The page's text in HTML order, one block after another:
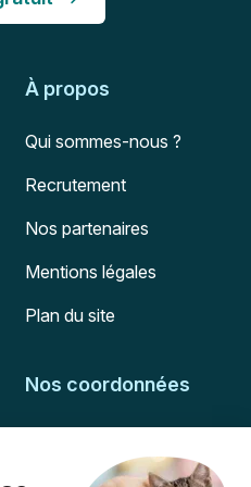
À propos
Qui sommes-nous ?
Recrutement
Nos partenaires
Mentions légales
Plan du site
Nos coordonnées
51-55 rue Hoche